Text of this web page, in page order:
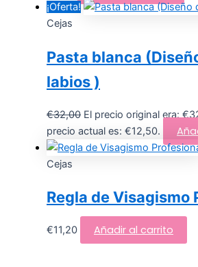
¡Oferta!
Cejas
Pasta blanca
labios )
€32,00 El precio original era:
precio actual es: €12,50.
Cejas
Regla de Visagismo
€11,20 Añadir al carrito